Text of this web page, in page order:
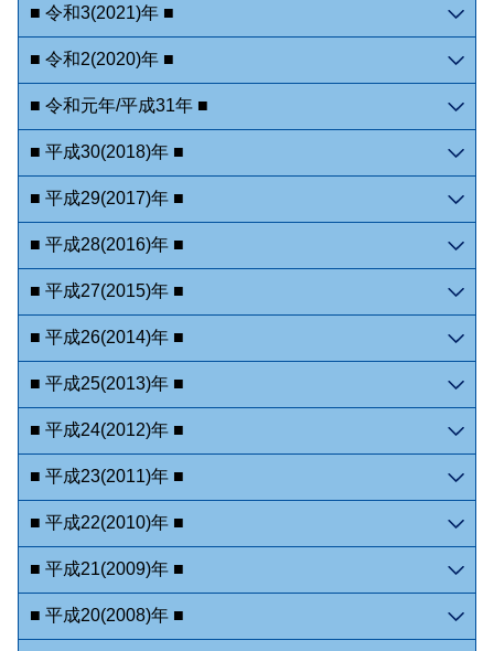
■ 令和3(2021)年 ■
■ 令和2(2020)年 ■
■ 令和元年/平成31年 ■
■ 平成30(2018)年 ■
■ 平成29(2017)年 ■
■ 平成28(2016)年 ■
■ 平成27(2015)年 ■
■ 平成26(2014)年 ■
■ 平成25(2013)年 ■
■ 平成24(2012)年 ■
■ 平成23(2011)年 ■
■ 平成22(2010)年 ■
■ 平成21(2009)年 ■
■ 平成20(2008)年 ■